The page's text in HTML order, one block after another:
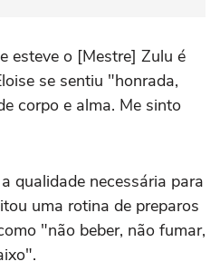
esteve o [Mestre] Zulu é
se sentiu "honrada,
corpo e alma. Me sinto
qualidade necessária para
uma rotina de preparos
"não beber, não fumar,